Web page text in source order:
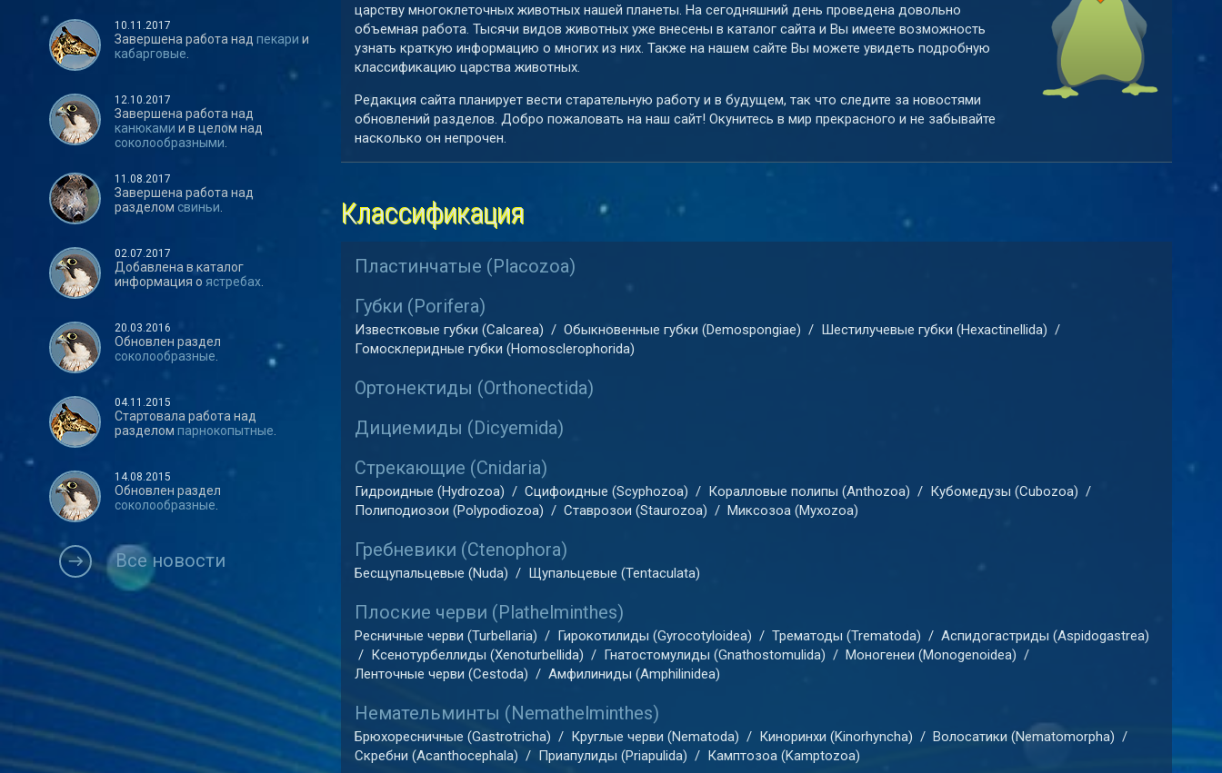
10.11.2017
Завершена работа над пекари и
кабарговые
12.10.2017
Завершена работа над
канюками и в целом над
соколообразными
11.08.2017
Завершена работа над
разделом свиньи
02.07.2017
Добавлена в каталог
информация о ястребах.
20.03.2016
Обновлен раздел
соколообразные
04.11.2015
Стартовала работа над
разделом парнокопытные
14.08.2015
Обновлен раздел
соколообразные
Все новости
царству многоклеточных животных нашей планеты. На сегодняшний день проведена довольно
объемная работа. Тысячи видов животных уже внесены в каталог сайта и Вы имеете возможность
узнать краткую информацию о многих из них. Также на нашем сайте Вы можете увидеть подробную
классификацию царства животных.
Редакция сайта планирует вести старательную работу и в будущем, так что следите за новостями
обновлений разделов. Добро пожаловать на наш сайт! Окунитесь в мир прекрасного и не забывайте
насколько он непрочен.
Классификация
Пластинчатые (Placozoa)
Губки (Porifera)
Известковые губки (Calcarea) / Обыкновенные губки (Demospongiae) / Шестилучевые губки (Hexactinellida) /
Гомосклеридные губки (Homosclerophorida)
Ортонектиды (Orthonectida)
Дициемиды (Dicyemida)
Стрекающие (Cnidaria)
Гидроидные (Hydrozoa) / Сцифоидные (Scyphozoa) / Коралловые полипы (Anthozoa) / Кубомедузы (Cubozoa) /
Полиподиозои (Polypodiozoa) / Ставрозои (Staurozoa) / Миксозоа (Myxozoa)
Гребневики (Ctenophora)
Бесщупальцевые (Nuda) / Щупальцевые (Tentaculata)
Плоские черви (Plathelminthes)
Ресничные черви (Turbellaria) / Гирокотилиды (Gyrocotyloidea) / Трематоды (Trematoda) / Аспидогастриды (Aspidogastrea)
/ Ксенотурбеллиды (Xenoturbellida) / Гнатостомулиды (Gnathostomulida) / Моногенеи (Monogenoidea) /
Ленточные черви (Cestoda) / Амфилиниды (Amphilinidea)
Немательминты (Nemathelminthes)
Брюхоресничные (Gastrotricha) / Круглые черви (Nematoda) / Киноринхи (Kinorhyncha) / Волосатики (Nematomorpha) /
Скребни (Acanthocephala) / Приапулиды (Priapulida) / Камптозоа (Kamptozoa)